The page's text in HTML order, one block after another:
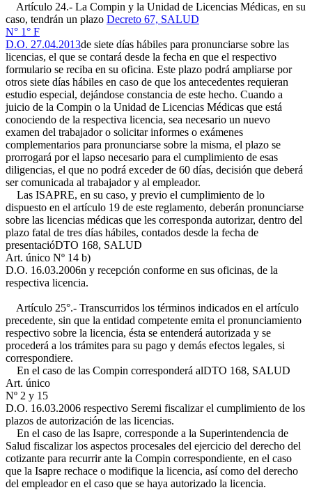
Artículo 24.- La Compin y la Unidad de Licencias Médicas, en su
caso, tendrán un plazo Decreto 67, SALUD
N° 1° F
D.O. 27.04.2013de siete días hábiles para pronunciarse sobre las
licencias, el que se contará desde la fecha en que el respectivo
formulario se reciba en su oficina. Este plazo podrá ampliarse por
otros siete días hábiles en caso de que los antecedentes requieran
estudio especial, dejándose constancia de este hecho. Cuando a
juicio de la Compin o la Unidad de Licencias Médicas que está
conociendo de la respectiva licencia, sea necesario un nuevo
examen del trabajador o solicitar informes o exámenes
complementarios para pronunciarse sobre la misma, el plazo se
prorrogará por el lapso necesario para el cumplimiento de esas
diligencias, el que no podrá exceder de 60 días, decisión que deberá
ser comunicada al trabajador y al empleador.
Las ISAPRE, en su caso, y previo el cumplimiento de lo
dispuesto en el artículo 19 de este reglamento, deberán pronunciarse
sobre las licencias médicas que les corresponda autorizar, dentro del
plazo fatal de tres días hábiles, contados desde la fecha de
presentacióDTO 168, SALUD
Art. único Nº 14 b)
D.O. 16.03.2006n y recepción conforme en sus oficinas, de la
respectiva licencia.
Artículo 25°.- Transcurridos los términos indicados en el artículo
precedente, sin que la entidad competente emita el pronunciamiento
respectivo sobre la licencia, ésta se entenderá autorizada y se
procederá a los trámites para su pago y demás efectos legales, si
correspondiere.
En el caso de las Compin corresponderá alDTO 168, SALUD
Art. único
Nº 2 y 15
D.O. 16.03.2006 respectivo Seremi fiscalizar el cumplimiento de los
plazos de autorización de las licencias.
En el caso de las Isapre, corresponde a la Superintendencia de
Salud fiscalizar los aspectos procesales del ejercicio del derecho del
cotizante para recurrir ante la Compin correspondiente, en el caso
que la Isapre rechace o modifique la licencia, así como del derecho
del empleador en el caso que se haya autorizado la licencia.